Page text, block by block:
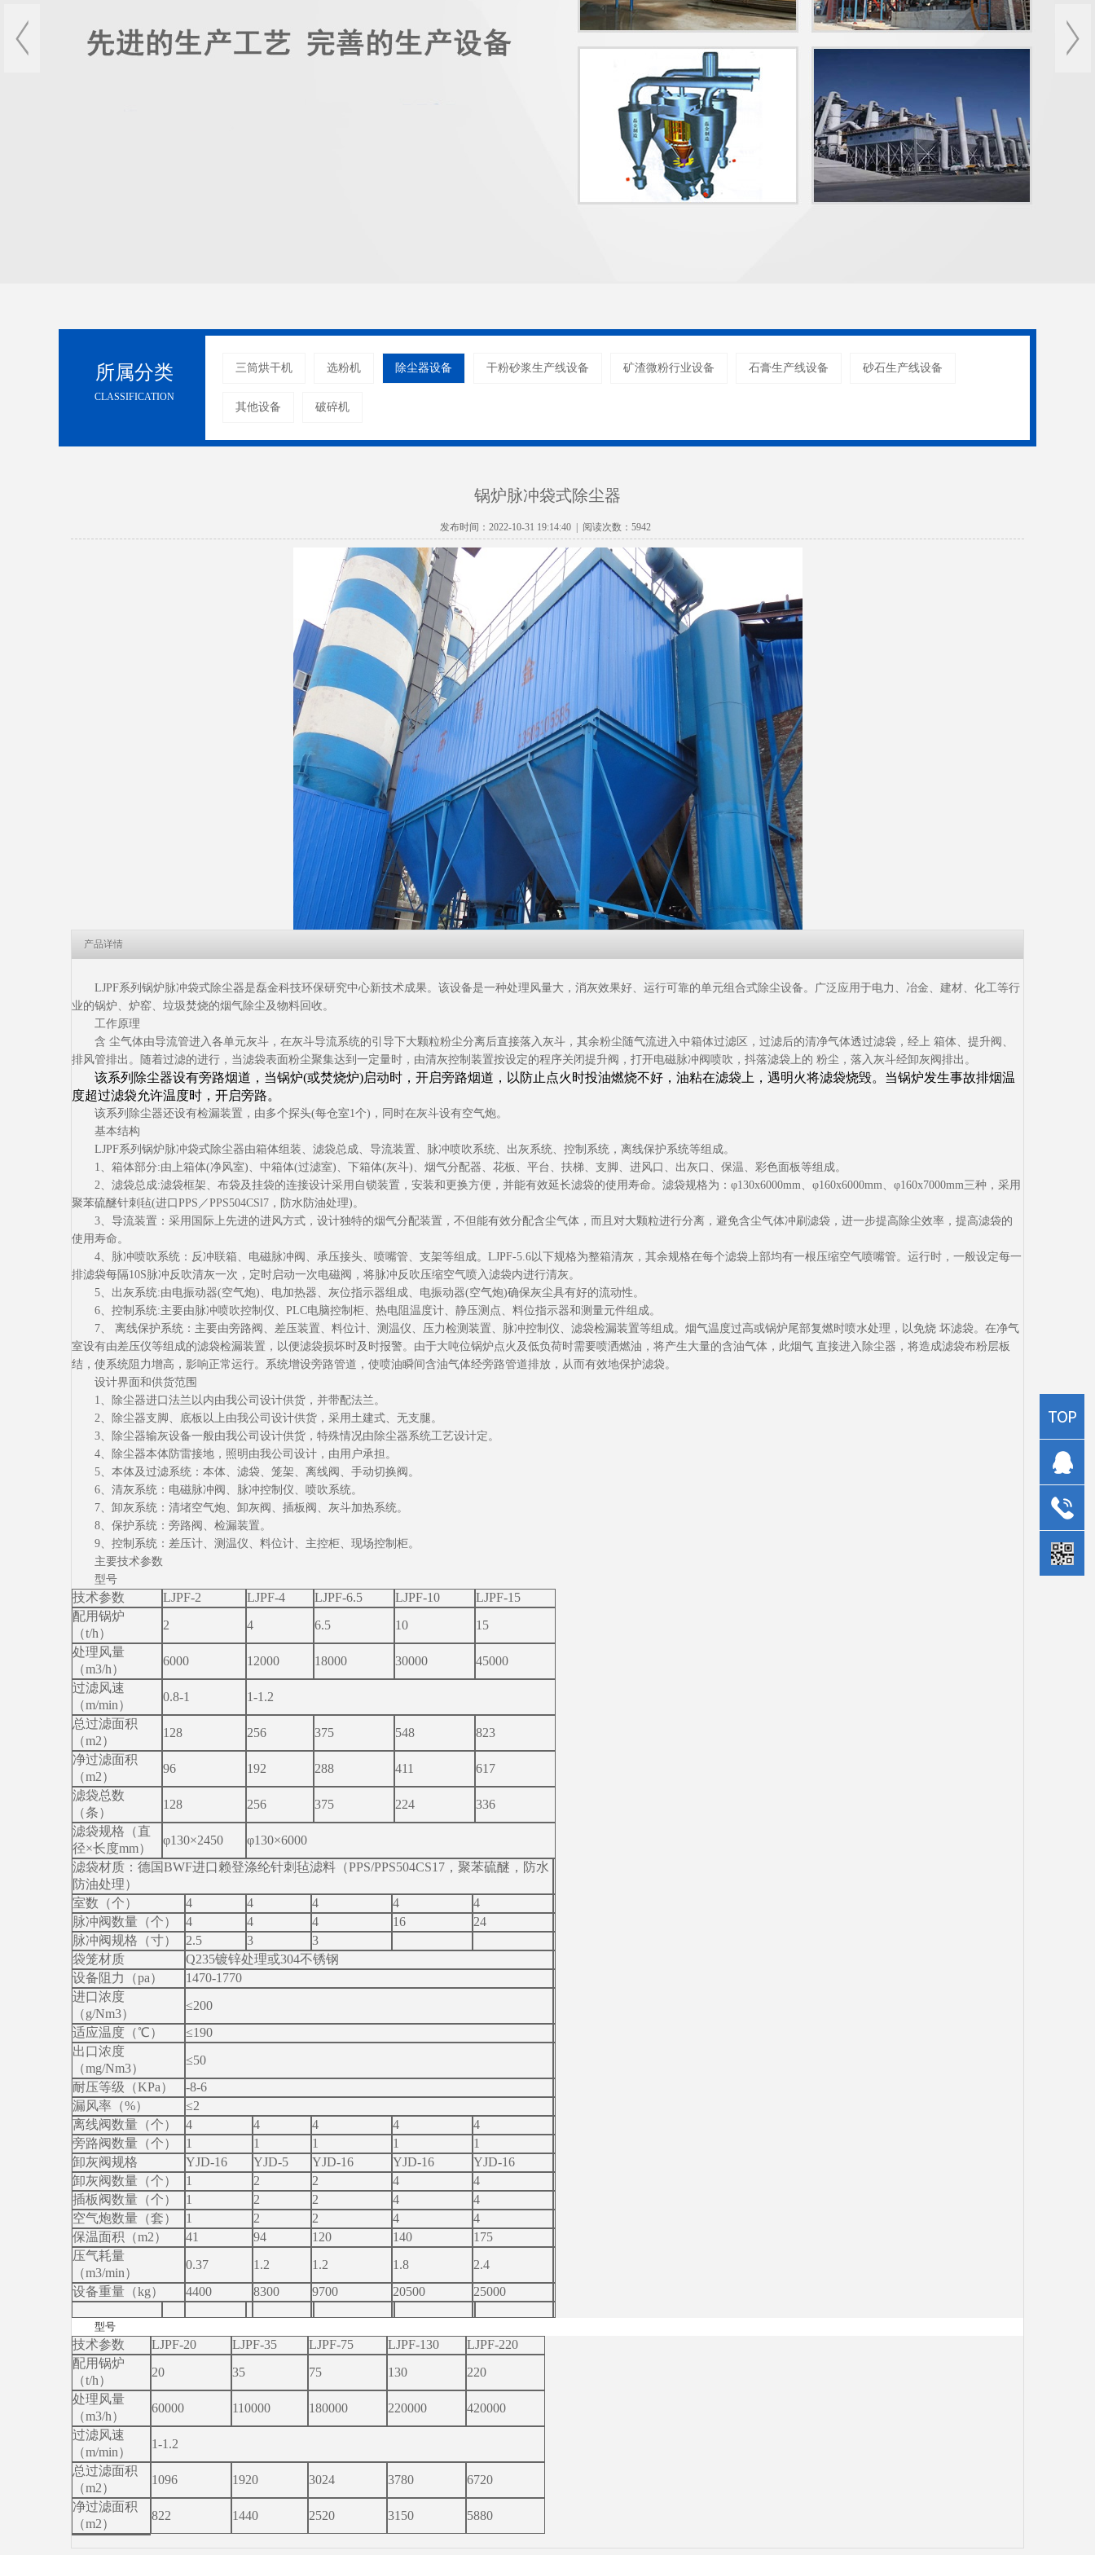
所属分类
CLASSIFICATION
三筒烘干机 选粉机 除尘器设备 干粉砂浆生产线设备 矿渣微粉行业设备 石膏生产线设备 砂石生产线设备
其他设备 破碎机
锅炉脉冲袋式除尘器
发布时间：2022-10-31 19:14:40 | 阅读次数：5942
产品详情
LJPF系列锅炉脉冲袋式除尘器是磊金科技环保研究中心新技术成果。该设备是一种处理风量大，消灰效果好、运行可靠的单元组合式除尘设备。广泛应用于电力、冶金、建材、化工等行
业的锅炉、炉窑、垃圾焚烧的烟气除尘及物料回收。
工作原理
含 尘气体由导流管进入各单元灰斗，在灰斗导流系统的引导下大颗粒粉尘分离后直接落入灰斗，其余粉尘随气流进入中箱体过滤区，过滤后的清净气体透过滤袋，经上 箱体、提升阀、
排风管排出。随着过滤的进行，当滤袋表面粉尘聚集达到一定量时，由清灰控制装置按设定的程序关闭提升阀，打开电磁脉冲阀喷吹，抖落滤袋上的 粉尘，落入灰斗经卸灰阀排出。
该系列除尘器设有旁路烟道，当锅炉(或焚烧炉)启动时，开启旁路烟道，以防止点火时投油燃烧不好，油粘在滤袋上，遇明火将滤袋烧毁。当锅炉发生事故排烟温
度超过滤袋允许温度时，开启旁路。
该系列除尘器还设有检漏装置，由多个探头(每仓室1个)，同时在灰斗设有空气炮。
基本结构
LJPF系列锅炉脉冲袋式除尘器由箱体组装、滤袋总成、导流装置、脉冲喷吹系统、出灰系统、控制系统，离线保护系统等组成。
1、箱体部分:由上箱体(净风室)、中箱体(过滤室)、下箱体(灰斗)、烟气分配器、花板、平台、扶梯、支脚、进风口、出灰口、保温、彩色面板等组成。
2、滤袋总成:滤袋框架、布袋及挂袋的连接设计采用自锁装置，安装和更换方便，并能有效延长滤袋的使用寿命。滤袋规格为：φ130x6000mm、φ160x6000mm、φ160x7000mm三种，采用
聚苯硫醚针刺毡(进口PPS／PPS504CSl7，防水防油处理)。
3、导流装置：采用国际上先进的进风方式，设计独特的烟气分配装置，不但能有效分配含尘气体，而且对大颗粒进行分离，避免含尘气体冲刷滤袋，进一步提高除尘效率，提高滤袋的
使用寿命。
4、脉冲喷吹系统：反冲联箱、电磁脉冲阀、承压接头、喷嘴管、支架等组成。LJPF-5.6以下规格为整箱清灰，其余规格在每个滤袋上部均有一根压缩空气喷嘴管。运行时，一般设定每一
排滤袋每隔10S脉冲反吹清灰一次，定时启动一次电磁阀，将脉冲反吹压缩空气喷入滤袋内进行清灰。
5、出灰系统:由电振动器(空气炮)、电加热器、灰位指示器组成、电振动器(空气炮)确保灰尘具有好的流动性。
6、控制系统:主要由脉冲喷吹控制仪、PLC电脑控制柜、热电阻温度计、静压测点、料位指示器和测量元件组成。
7、 离线保护系统：主要由旁路阀、差压装置、料位计、测温仪、压力检测装置、脉冲控制仪、滤袋检漏装置等组成。烟气温度过高或锅炉尾部复燃时喷水处理，以免烧 坏滤袋。在净气
室设有由差压仪等组成的滤袋检漏装置，以便滤袋损坏时及时报警。由于大吨位锅炉点火及低负荷时需要喷洒燃油，将产生大量的含油气体，此烟气 直接进入除尘器，将造成滤袋布粉层板
结，使系统阻力增高，影响正常运行。系统增设旁路管道，使喷油瞬间含油气体经旁路管道排放，从而有效地保护滤袋。
设计界面和供货范围
1、除尘器进口法兰以内由我公司设计供货，并带配法兰。
2、除尘器支脚、底板以上由我公司设计供货，采用土建式、无支腿。
3、除尘器输灰设备一般由我公司设计供货，特殊情况由除尘器系统工艺设计定。
4、除尘器本体防雷接地，照明由我公司设计，由用户承担。
5、本体及过滤系统：本体、滤袋、笼架、离线阀、手动切换阀。
6、清灰系统：电磁脉冲阀、脉冲控制仪、喷吹系统。
7、卸灰系统：清堵空气炮、卸灰阀、插板阀、灰斗加热系统。
8、保护系统：旁路阀、检漏装置。
9、控制系统：差压计、测温仪、料位计、主控柜、现场控制柜。
主要技术参数
型号
技术参数 LJPF-2 LJPF-4 LJPF-6.5 LJPF-10
LJPF-15
配用锅炉
（t/h）
2 4 6.5 10
15
处理风量
（m3/h）
6000 12000 18000 30000
45000
过滤风速
（m/min）
0.8-1
1-1.2
总过滤面积
（m2）
128 256 375 548
823
净过滤面积
（m2）
96 192 288 411
617
滤袋总数
（条）
128 256 375 224
336
滤袋规格（直
径×长度mm）
φ130×2450
φ130×6000
滤袋材质：德国BWF进口赖登涤纶针刺毡滤料（PPS/PPS504CS17，聚苯硫醚，防水
防油处理）
室数（个）
4 4 4 4
4
脉冲阀数量（个）
4 4 4 16
24
脉冲阀规格（寸）
2.5 3
3
袋笼材质
Q235镀锌处理或304不锈钢
设备阻力（pa）
1470-1770
进口浓度
（g/Nm3）
≤200
适应温度（℃）
≤190
出口浓度
（mg/Nm3）
≤50
耐压等级（KPa）
-8-6
漏风率（%）
≤2
离线阀数量（个）
4 4 4 4
4
旁路阀数量（个）
1 1 1 1
1
卸灰阀规格
YJD-16 YJD-5 YJD-16 YJD-16
YJD-16
卸灰阀数量（个）
1 2 2 4
4
插板阀数量（个）
1 2 2 4
4
空气炮数量（套）
1 2 2 4
4
保温面积（m2）
41 94 120 140
175
压气耗量
（m3/min）
0.37 1.2 1.2 1.8
2.4
设备重量（kg）
4400 8300 9700 20500 25000
型号
技术参数 LJPF-20 LJPF-35 LJPF-75 LJPF-130
LJPF-220
配用锅炉
（t/h）
20 35 75 130
220
处理风量
（m3/h）
60000 110000 180000 220000
420000
过滤风速
（m/min）
1-1.2
总过滤面积
（m2）
1096 1920 3024 3780
6720
净过滤面积
（m2）
822 1440 2520 3150 5880